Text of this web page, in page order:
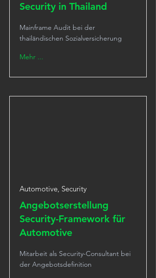
Security in Thailand
Mainframe Audit bei der
thailändischen Sozialversicherung
Mehr ...
Automotive, Security
Angebotserstellung
Security-Framework für
Automotive
Mitarbeit als Security-Consultant bei
der Angebotsdefinition